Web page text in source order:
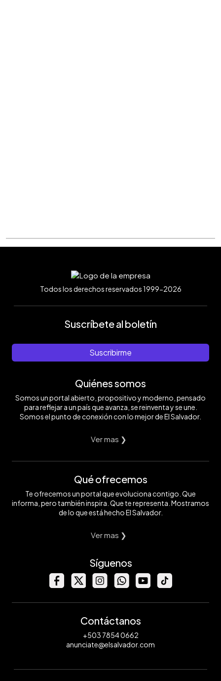
Todos los derechos reservados 1999-2026
Suscríbete al boletín
Suscribirme
Quiénes somos
Somos un portal abierto, propositivo y moderno, pensado
para reflejar a un país que avanza, se reinventa y se une.
Somos el punto de conexión con lo mejor de El Salvador.
Ver mas ❯
Qué ofrecemos
Te ofrecemos un portal que evoluciona contigo. Que
informa, pero también inspira. Que te representa. Mostramos
de lo que está hecho El Salvador.
Ver mas ❯
Síguenos
Contáctanos
+503 7854 0662
anunciate@elsalvador.com